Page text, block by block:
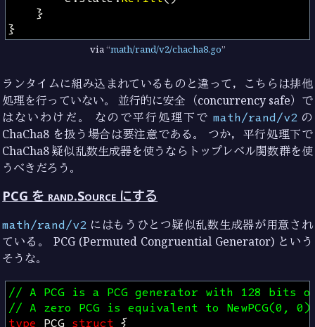
}
}
via math/rand/v2/chacha8.go
ランタイムに組み込まれているものと違って，こちらは排他
処理を行っていない。 並行的に安全（concurrency safe）で
はないわけだ。 なので平行処理下で math/rand/v2の
ChaCha8 を扱う場合は要注意である。 つか，平行処理下で
ChaCha8 疑似乱数生成器を使うならトップレベル関数群を使
うべきだろう。
PCG を rand.Source にする
math/rand/v2 にはもうひとつ疑似乱数生成器が用意され
ている。 PCG (Permuted Congruential Generator) という
そうな。
// A PCG is a PCG generator with 128
// A zero PCG is equivalent to NewPCG(0,
type PCG struct {